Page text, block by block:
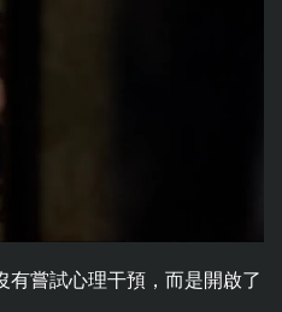
有嘗試心理干預，而是開啟了